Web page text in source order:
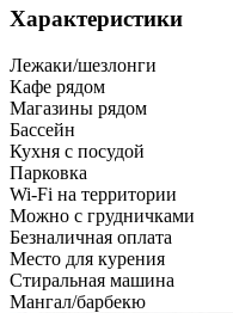
Характеристики
Лежаки/шезлонги
Кафе рядом
Магазины рядом
Бассейн
Кухня с посудой
Парковка
Wi-Fi на территории
Можно с грудничками
Безналичная оплата
Место для курения
Стиральная машина
Мангал/барбекю